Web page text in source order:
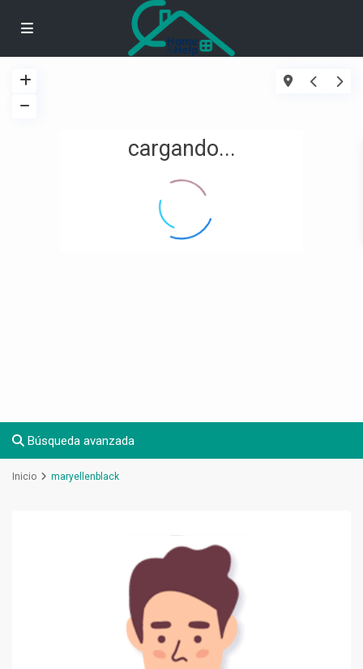
cargando...
Búsqueda avanzada
Inicio maryellenblack